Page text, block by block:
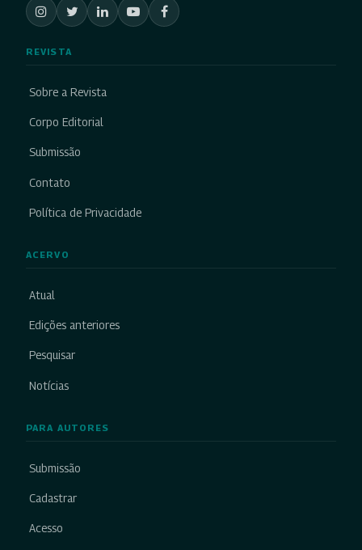
REVISTA
Sobre a Revista
Corpo Editorial
Submissão
Contato
Política de Privacidade
ACERVO
Atual
Edições anteriores
Pesquisar
Notícias
PARA AUTORES
Submissão
Cadastrar
Acesso